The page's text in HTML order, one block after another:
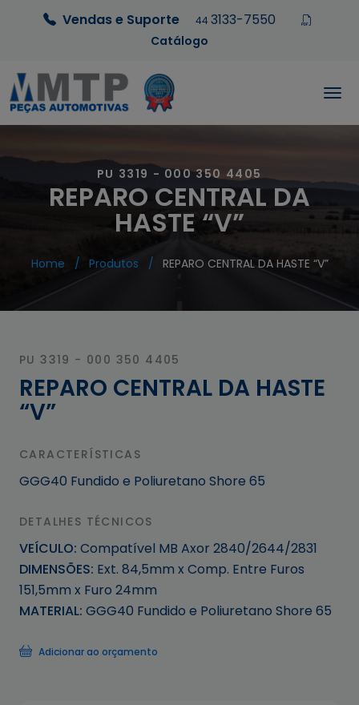
Vendas e Suporte 44 3133-7550
Catálogo
PU 3319 - 000 350 4405
REPARO CENTRAL DA
HASTE “V”
Home Produtos REPARO CENTRAL DA HASTE “V”
PU 3319 - 000 350 4405
REPARO CENTRAL DA HASTE
“V”
CARACTERÍSTICAS
GGG40 Fundido e Poliuretano Shore 65
DETALHES TÉCNICOS
VEÍCULO: Compatível MB Axor 2840/2644/2831
DIMENSÕES: Ext. 84,5mm x Comp. Entre Furos
151,5mm x Furo 24mm
MATERIAL: GGG40 Fundido e Poliuretano Shore 65
Adicionar ao orçamento